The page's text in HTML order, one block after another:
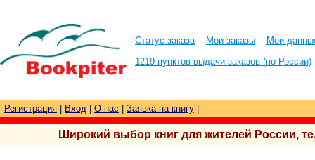
Статус заказа Мои заказы
Мои
1219 пунктов выдачи заказов (по России)
Регистрация Вход О нас Заявка на книгу
Широкий выбор книг для жителей России,